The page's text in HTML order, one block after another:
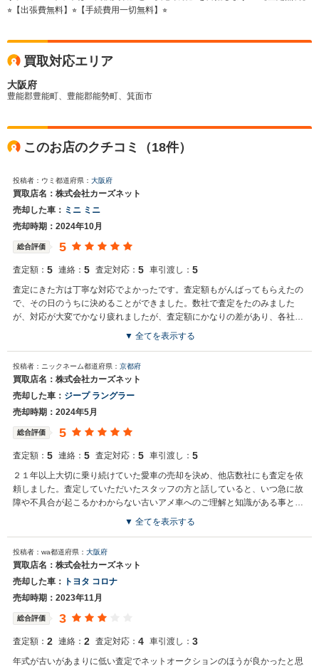
⭐︎【出張費無料】⭐︎【手続費用一切無料】⭐︎
買取対応エリア
大阪府
豊能郡豊能町、豊能郡能勢町、箕面市
このお店のクチコミ（18件）
投稿者：ウミ 都道府県： 大阪府
買取店名：株式会社カーズネット
売却した車： ミニ ミニ
売却時期：2024年10月
総合評価 5
査定額： 5 連絡： 5 査定対応： 5 車引渡し： 5
査定にきた方は丁寧な対応でよかったです。査定額もがんばってもらえたの
で、その日のうちに決めることができました。数社で査定をたのみました
が、対応が大変でかなり疲れましたが、査定額にかなりの差があり、各社評
価が分かれるんだなぁ、と正直なところ驚いています。今日引き取りだった
▼ 全てを表示する
投稿者：ニックネーム都道府県： 京都府
買取店名：株式会社カーズネット
売却した車： ジープ ラングラー
売却時期：2024年5月
総合評価 5
査定額： 5 連絡： 5 査定対応： 5 車引渡し： 5
２１年以上大切に乗り続けていた愛車の売却を決め、他店数社にも査定を依
頼しました。査定していただいたスタッフの方と話していると、いつ急に故
障や不具合が起こるかわからない古いアメ車へのご理解と知識がある事と、
次に大切に乗り継いで下さるオーナーさんを見つけてくれそうな感じにすご
でした。査定額にも納得しております。ありがとうございました。
▼ 全てを表示する
投稿者：wa都道府県： 大阪府
買取店名：株式会社カーズネット
売却した車：
トヨタ コロナ
売却時期：2023年11月
総合評価 3
査定額： 2 連絡： 2 査定対応： 4 車引渡し： 3
年式が古いがあまりに低い査定でネットオークションのほうが良かったと思